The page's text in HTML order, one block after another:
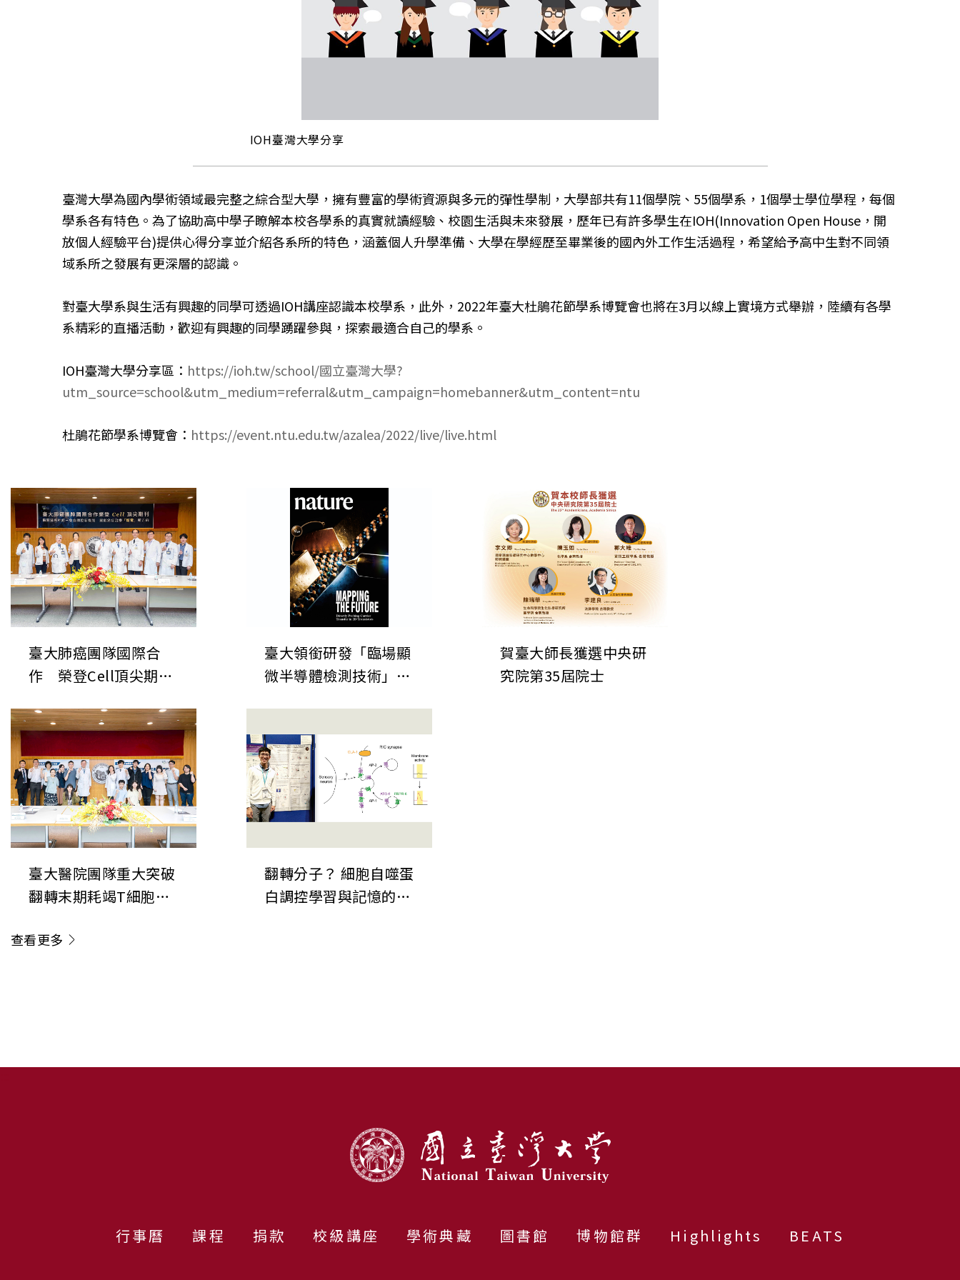
IOH臺灣大學分享
臺灣大學為國內學術領域最完整之綜合型大學，擁有豐富的學術資源與多元的彈性學制，大學部共有11個學院、55個學系，1個學士學位學程，每個
學系各有特色。為了協助高中學子瞭解本校各學系的真實就讀經驗、校園生活與未來發展，歷年已有許多學生在IOH(Innovation Open House，開
放個人經驗平台)提供心得分享並介紹各系所的特色，涵蓋個人升學準備、大學在學經歷至畢業後的國內外工作生活過程，希望給予高中生對不同領
域系所之發展有更深層的認識。
對臺大學系與生活有興趣的同學可透過IOH講座認識本校學系，此外，2022年臺大杜鵑花節學系博覽會也將在3月以線上實境方式舉辦，陸續有各學
系精彩的直播活動，歡迎有興趣的同學踴躍參與，探索最適合自己的學系。
IOH臺灣大學分享區： https://ioh.tw/school/國立臺灣大學?
utm_source=school&utm_medium=referral&utm_campaign=homebanner&utm_content=ntu
杜鵑花節學系博覽會： https://event.ntu.edu.tw/azalea/2022/live/live.html
臺大肺癌團隊國際合
作 榮登Cell頂尖期刊
控新機制 開創癌症治療
「斷電」新方向
臺大領銜研發「臨場顯
微半導體檢測技術」發
鍵直接檢測技術
賀臺大師長獲選中央研
究院第35屆院士
臺大醫院團隊重大突破
翻轉末期耗竭T細胞命
Immunology》
翻轉分子？ 細胞自噬蛋
白調控學習與記憶的嶄
查看更多
行事曆 課程 捐款 校級講座 學術典藏 圖書館 博物館群 Highlights BEATS